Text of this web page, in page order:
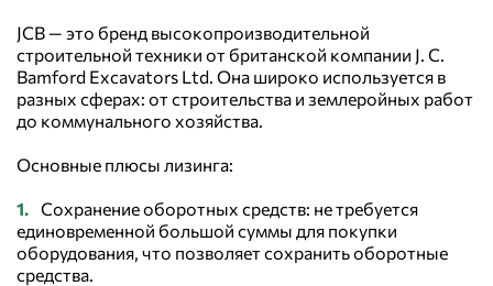
JCB — это бренд высокопроизводительной
строительной техники от британской компании J. C.
Bamford Excavators Ltd. Она широко используется в
разных сферах: от строительства и землеройных работ
до коммунального хозяйства.
Основные плюсы лизинга:
Сохранение оборотных средств: не требуется
единовременной большой суммы для покупки
оборудования, что позволяет сохранить оборотные
средства.